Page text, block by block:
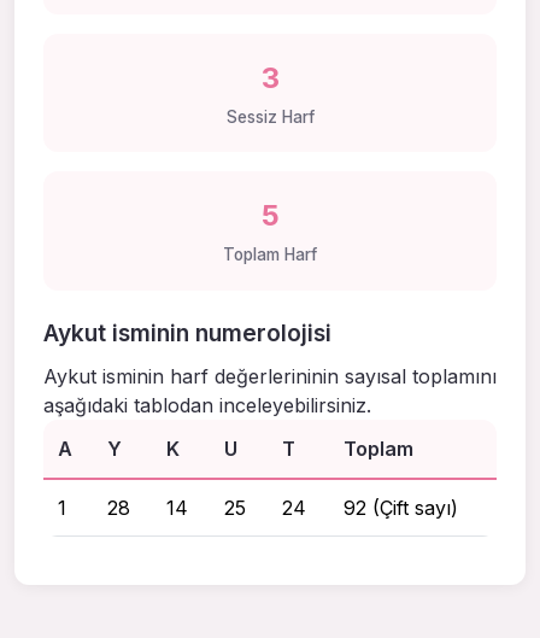
3
Sessiz Harf
5
Toplam Harf
Aykut isminin numerolojisi
Aykut isminin harf değerlerininin sayısal toplamını
aşağıdaki tablodan inceleyebilirsiniz.
A
Y K U T Toplam
1 28 14 25 24 92 (Çift sayı)